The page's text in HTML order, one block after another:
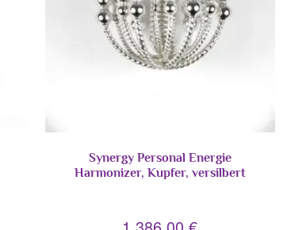
Synergy Personal Energie
Harmonizer, Kupfer, versilbert